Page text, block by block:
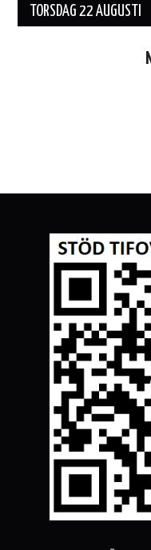
TORSDAG 22 AUGUSTI